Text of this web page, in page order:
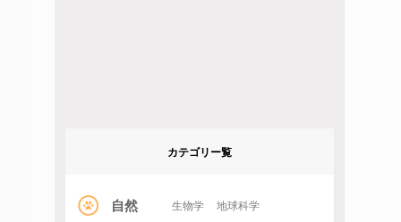
カテゴリー覧
自然 生物学 地球科学